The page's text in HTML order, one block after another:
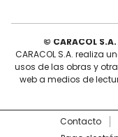
© CARACOL
CARACOL S.A. realiza
usos de las obras y
web a medios de
Contacto